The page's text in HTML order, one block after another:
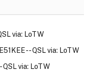
via: LoTW
-- QSL via: LoTW
via: LoTW